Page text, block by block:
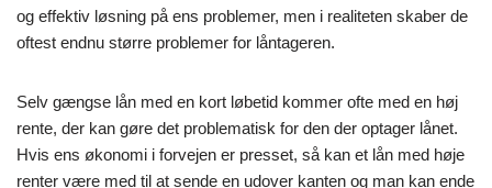
og effektiv løsning på ens problemer, men i realiteten skaber de
oftest endnu større problemer for låntageren.
Selv gængse lån med en kort løbetid kommer ofte med en høj
rente, der kan gøre det problematisk for den der optager lånet.
Hvis ens økonomi i forvejen er presset, så kan et lån med høje
renter være med til at sende en udover kanten og man kan ende